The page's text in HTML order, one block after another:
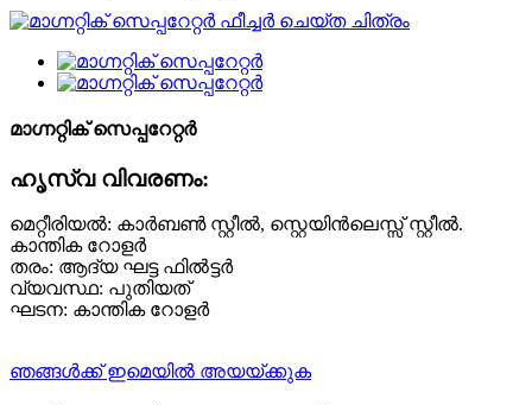
മാഗ്നറ്റിക് സെപ്പറേറ്റർ
ഹൃസ്വ വിവരണം:
മെറ്റീരിയൽ: കാർബൺ സ്റ്റീൽ, സ്റ്റെയിൻലെസ്സ് സ്റ്റീൽ.
കാന്തിക റോളർ
തരം: ആദ്യ ഘട്ട ഫിൽട്ടർ
വ്യവസ്ഥ: പുതിയത്
ഘടന: കാന്തിക റോളർ
ഞങ്ങൾക്ക് ഇമെയിൽ അയയ്ക്കുക